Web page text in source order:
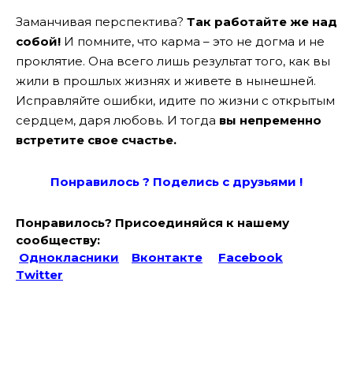
Заманчивая перспектива? Так работайте же над
собой! И помните, что карма – это не догма и не
проклятие. Она всего лишь результат того, как вы
жили в прошлых жизнях и живете в нынешней.
Исправляйте ошибки, идите по жизни с открытым
сердцем, даря любовь. И тогда вы непременно
встретите свое счастье.
Понравилось ? Поделись с друзьями !
Понравилось? Присоединяйся к нашему
сообществу:
Однокласники
Вконтакте
Facebook
Twitter